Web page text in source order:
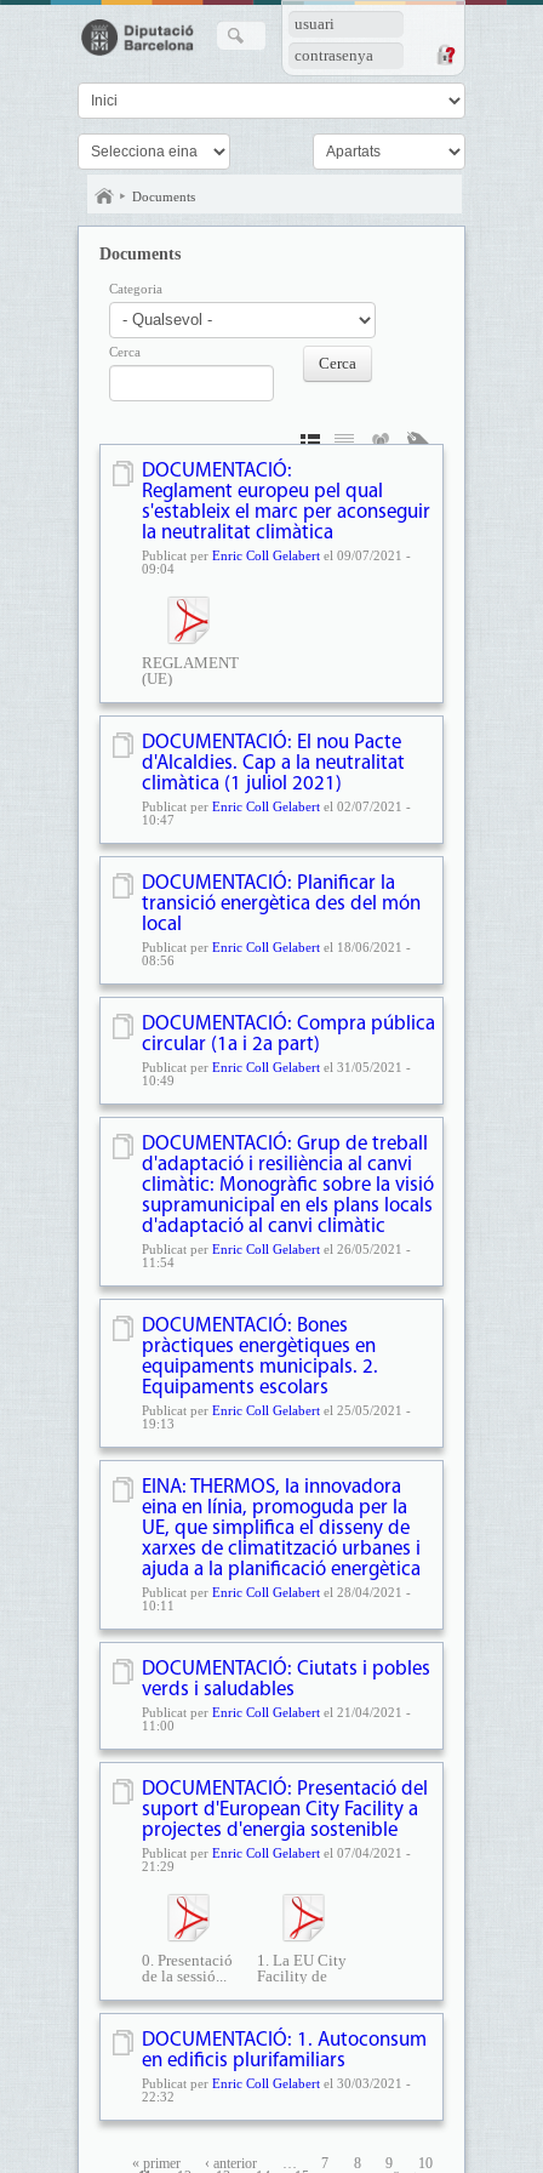
usuari
contrasenya
Documents
Documents
Categoria
Cerca
DOCUMENTACIÓ:
Reglament europeu pel qual
s'estableix el marc per aconseguir
la neutralitat climàtica
Publicat per Enric Coll Gelabertel 09/07/2021 -
09:04
REGLAMENT
(UE)
DEL...
DOCUMENTACIÓ: El nou Pacte
d'Alcaldies. Cap a la neutralitat
climàtica (1 juliol 2021)
Publicat per Enric Coll Gelabertel 02/07/2021 -
10:47
DOCUMENTACIÓ: Planificar la
transició energètica des del món
local
Publicat per Enric Coll Gelabertel 18/06/2021 -
08:56
DOCUMENTACIÓ: Compra pública
circular (1a i 2a part)
Publicat per Enric Coll Gelabertel 31/05/2021 -
10:49
DOCUMENTACIÓ: Grup de treball
d'adaptació i resiliència al canvi
climàtic: Monogràfic sobre la visió
supramunicipal en els plans locals
d'adaptació al canvi climàtic
Publicat per Enric Coll Gelabertel 26/05/2021 -
11:54
DOCUMENTACIÓ: Bones
pràctiques energètiques en
equipaments municipals. 2.
Equipaments escolars
Publicat per Enric Coll Gelabertel 25/05/2021 -
19:13
EINA: THERMOS, la innovadora
eina en línia, promoguda per la
UE, que simplifica el disseny de
xarxes de climatització urbanes i
ajuda a la planificació energètica
Publicat per Enric Coll Gelabertel 28/04/2021 -
10:11
DOCUMENTACIÓ: Ciutats i pobles
verds i saludables
Publicat per Enric Coll Gelabertel 21/04/2021 -
11:00
DOCUMENTACIÓ: Presentació del
suport d'European City Facility a
projectes d'energia sostenible
Publicat per Enric Coll Gelabertel 07/04/2021 -
21:29
0. Presentació
de la sessió...
1. La EU City
Facility de
DOCUMENTACIÓ: 1. Autoconsum
en edificis plurifamiliars
Publicat per Enric Coll Gelabertel 30/03/2021 -
22:32
« primer ‹ anterior … 7 8 9
10